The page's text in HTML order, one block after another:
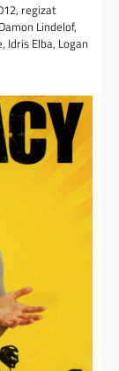
regizat
Lindelof,
Idris Elba, Logan